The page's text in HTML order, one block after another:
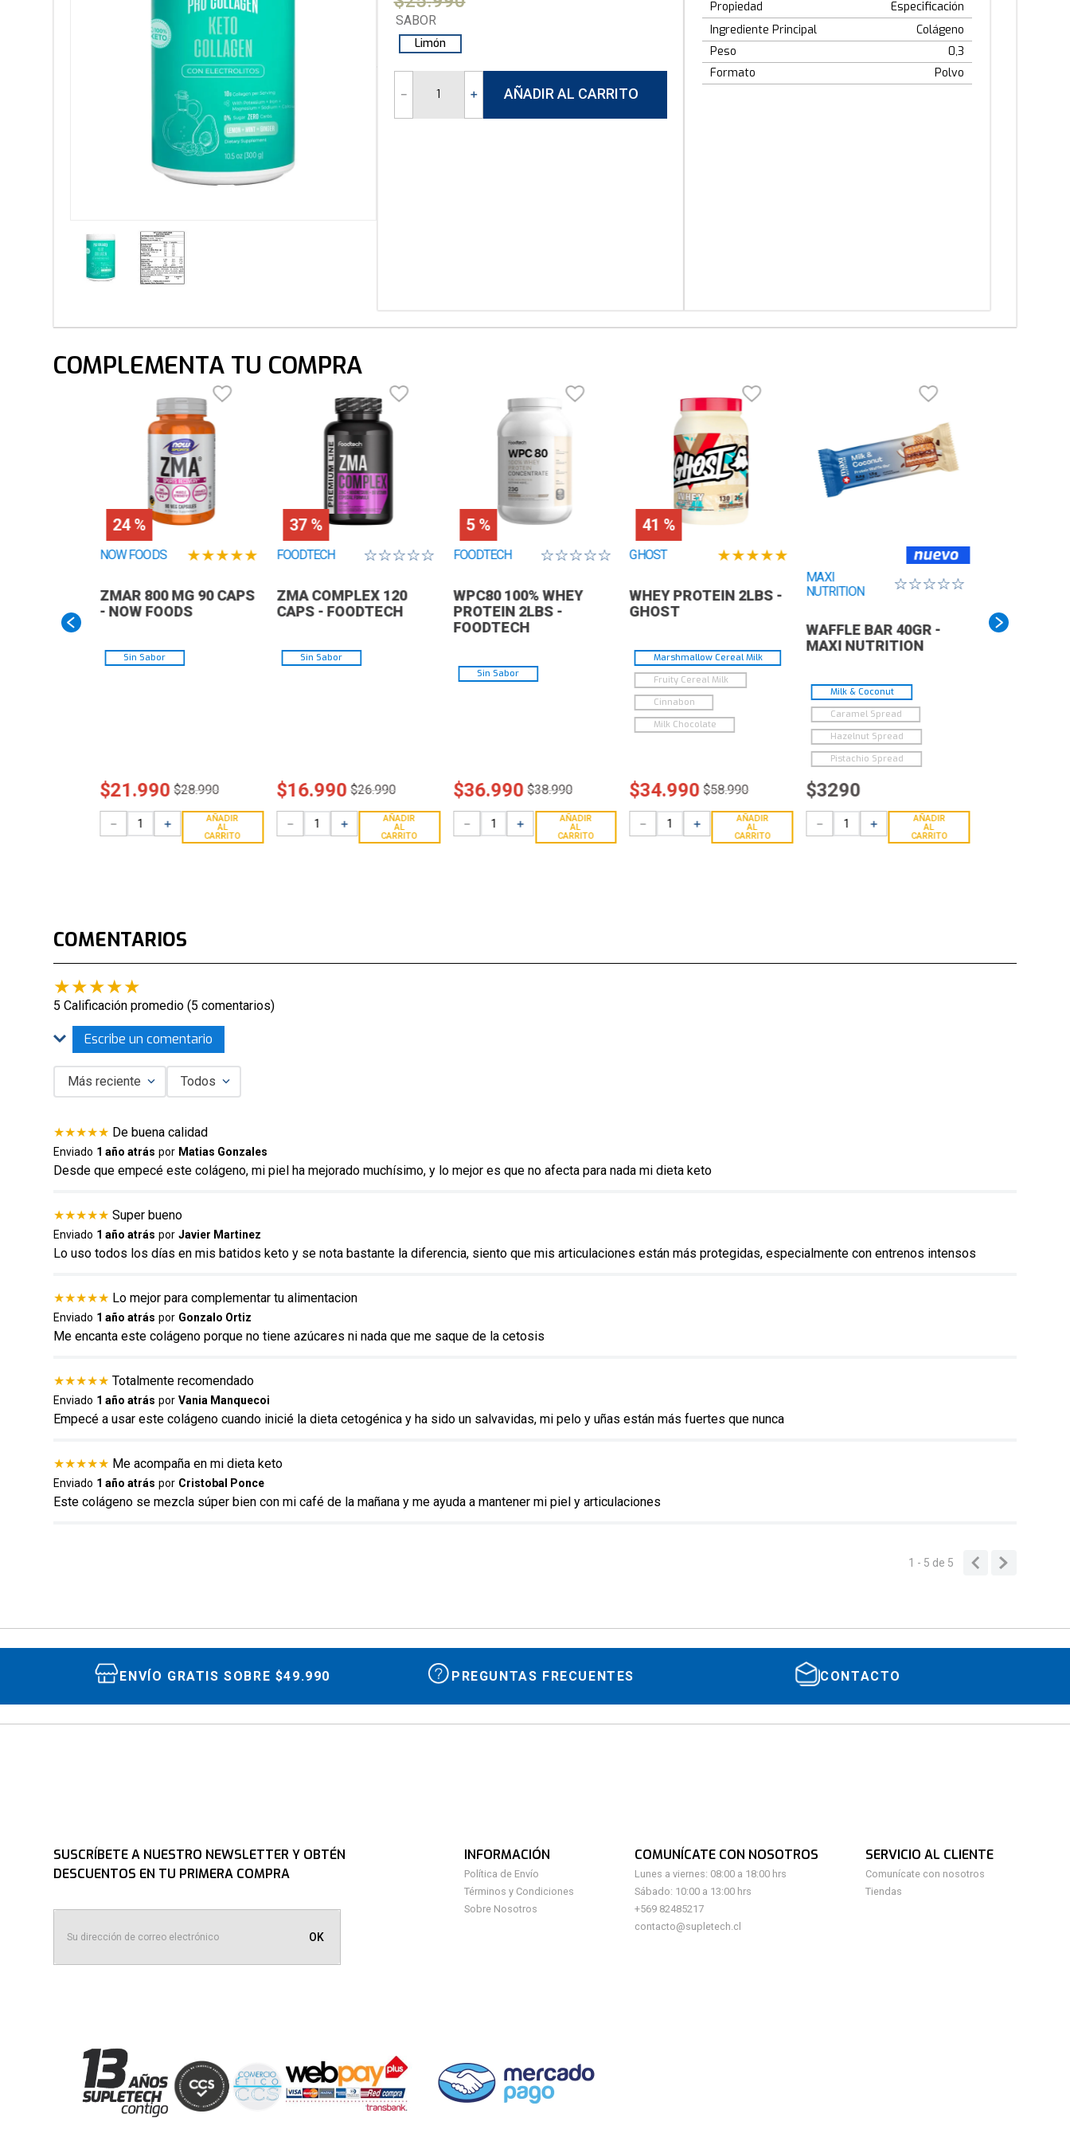
SABOR
Limón
＋
－ AÑADIR AL CARRITO
Propiedad
Especificación
Ingrediente Principal
Colágeno
Peso
0,3
Formato
Polvo
COMPLEMENTA TU COMPRA
24 %
NOW FOODS ★★★★★
ZMAR 800 MG 90 CAPS
- NOW FOODS
Sin Sabor
$21.990 $28.990
＋
－
AÑADIR
AL
CARRITO
37 %
FOODTECH ☆☆☆☆☆
ZMA COMPLEX 120
CAPS - FOODTECH
Sin Sabor
$16.990 $26.990
＋
－
AÑADIR
AL
CARRITO
5 %
FOODTECH ☆☆☆☆☆
WPC80 100% WHEY
PROTEIN 2LBS -
FOODTECH
Sin Sabor
$36.990 $38.990
＋
－
AÑADIR
AL
CARRITO
41 %
GHOST ★★★★★
WHEY PROTEIN 2LBS -
GHOST
Marshmallow Cereal Milk
Fruity Cereal Milk
Cinnabon
Milk Chocolate
$34.990 $58.990
＋
－
AÑADIR
AL
CARRITO
MAXI
NUTRITION
☆☆☆☆☆
WAFFLE BAR 40GR -
MAXI NUTRITION
Milk & Coconut
Caramel Spread
Hazelnut Spread
Pistachio Spread
$3290
＋
－
AÑADIR
AL
CARRITO
COMENTARIOS
★★★★★
5 Calificación promedio (5 comentarios)
Escribe un comentario
Título
Califica el producto de 1 a 5 estrellas
★★★★★
Tu nombre
Dirección de email
Escribe un comentario
ENVIAR COMENTARIO
Más reciente Todos
★★★★★ De buena calidad
Enviado 1 año atrás por Matias Gonzales
Desde que empecé este colágeno, mi piel ha mejorado muchísimo, y lo mejor es que no afecta para nada mi dieta keto
★★★★★ Super bueno
Enviado 1 año atrás por Javier Martinez
Lo uso todos los días en mis batidos keto y se nota bastante la diferencia, siento que mis articulaciones están más protegidas, especialmente con entrenos intensos
★★★★★ Lo mejor para complementar tu alimentacion
Enviado 1 año atrás por Gonzalo Ortiz
Me encanta este colágeno porque no tiene azúcares ni nada que me saque de la cetosis
★★★★★ Totalmente recomendado
Enviado 1 año atrás por Vania Manquecoi
Empecé a usar este colágeno cuando inicié la dieta cetogénica y ha sido un salvavidas, mi pelo y uñas están más fuertes que nunca
★★★★★ Me acompaña en mi dieta keto
Enviado 1 año atrás por Cristobal Ponce
Este colágeno se mezcla súper bien con mi café de la mañana y me ayuda a mantener mi piel y articulaciones
1 - 5 de 5
ENVÍO GRATIS SOBRE $49.990 PREGUNTAS FRECUENTES CONTACTO
SUSCRÍBETE A NUESTRO NEWSLETTER Y OBTÉN
DESCUENTOS EN TU PRIMERA COMPRA
OK
INFORMACIÓN
Política de Envío
Términos y Condiciones
Sobre Nosotros
COMUNÍCATE CON NOSOTROS
Lunes a viernes: 08:00 a 18:00 hrs
Sábado: 10:00 a 13:00 hrs
+569 82485217
contacto@supletech.cl
SERVICIO AL CLIENTE
Comunícate con nosotros
Tiendas